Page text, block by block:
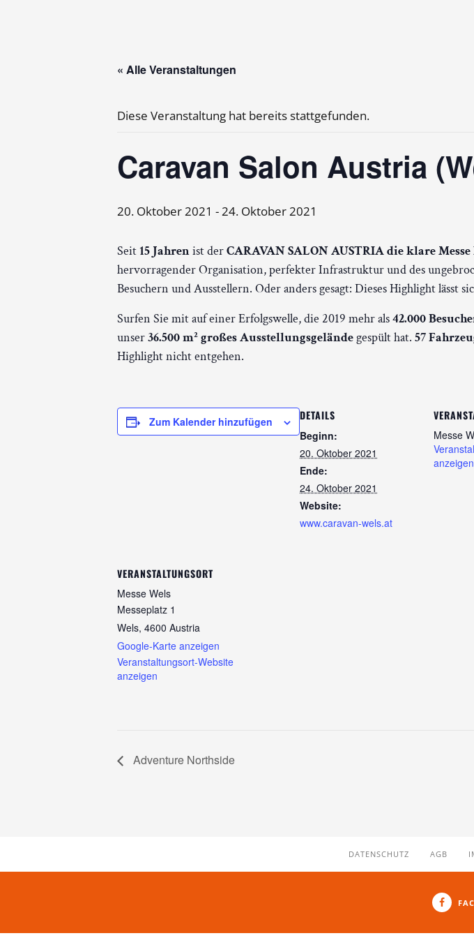
« Alle Veranstaltungen
Diese Veranstaltung hat bereits stattgefunden.
Caravan Salon Austria
20. Oktober 2021 -24. Oktober 2021
Seit15 Jahrenist derCARAVAN SALON AUSTRIA die klare
hervorragender Organisation, perfekter Infrastruktur und des
Besuchern und Ausstellern. Oder anders gesagt: Dieses Highlight lässt
Surfen Sie mit auf einer Erfolgswelle, die 2019 mehr als42.000
unser36.500 m² großes Ausstellungsgeländegespült hat. 57
Highlight nicht entgehen.
Zum Kalender hinzufügen DETAILS
Beginn:
20. Oktober 2021
Ende:
24. Oktober 2021
Website:
www.caravan-wels.at
Messe
anzeigen
VERANSTALTUNGSORT
Messe Wels
Messeplatz 1
Wels, 4600 Austria
Google-Karte anzeigen
Veranstaltungsort-Website
anzeigen
Adventure Northside
DATENSCHUTZ AGB